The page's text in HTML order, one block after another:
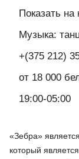
Показать на
Музыка:
+(375 212)
от 18 000
19:00-05:00
«Зебра»
который